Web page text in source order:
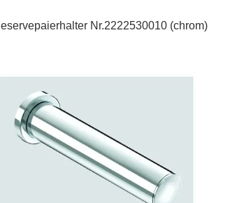
Nr.2222530010 (chrom)